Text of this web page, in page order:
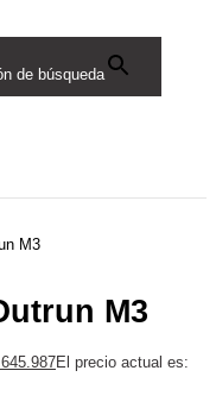
de búsqueda
M3
M3
645.987El precio actual es: